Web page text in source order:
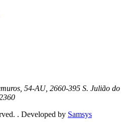
54-AU, 2660-395 S. Julião do
. Developed by Samsys